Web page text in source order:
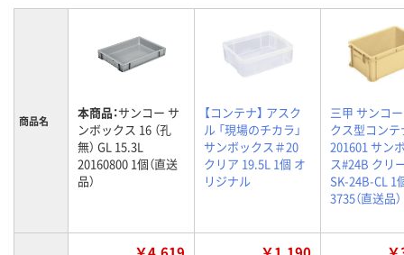
商品名 本商品：サンコー サ
ンボックス 16 （孔
無） GL 15.3L
20160800 1個（直送
品）
【コンテナ】 アスク
ル 「現場のチカラ」
サンボックス＃20
クリア 19.5L 1個 オ
リジナル
三甲 サンコ
クス型コンテ
201601 サン
ス#24B クリ
SK-24B-CL 1
3735（直送品）